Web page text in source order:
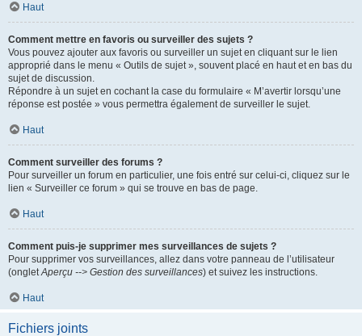
Haut
Comment mettre en favoris ou surveiller des sujets ?
Vous pouvez ajouter aux favoris ou surveiller un sujet en cliquant sur le lien
approprié dans le menu « Outils de sujet », souvent placé en haut et en bas du
sujet de discussion.
Répondre à un sujet en cochant la case du formulaire « M’avertir lorsqu’une
réponse est postée » vous permettra également de surveiller le sujet.
Haut
Comment surveiller des forums ?
Pour surveiller un forum en particulier, une fois entré sur celui-ci, cliquez sur le
lien « Surveiller ce forum » qui se trouve en bas de page.
Haut
Comment puis-je supprimer mes surveillances de sujets ?
Pour supprimer vos surveillances, allez dans votre panneau de l’utilisateur
(ongletAperçu --> Gestion des surveillances) et suivez les instructions.
Haut
Fichiers joints